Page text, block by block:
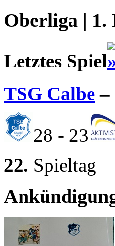
Oberliga | 1.
Letztes Spiel
TSG Calbe –
28 - 23
22. Spieltag